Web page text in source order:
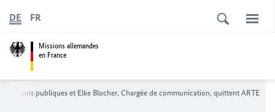
Missions allemandes
en France
DE FR
publiques et Elke Blocher, Chargée de communication, quittent ARTE